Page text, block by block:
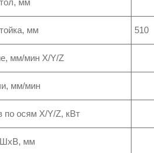
мм
мм 510
мм/мин X/Y/Z
мм/мин
по осям X/Y/Z, кВт
мм